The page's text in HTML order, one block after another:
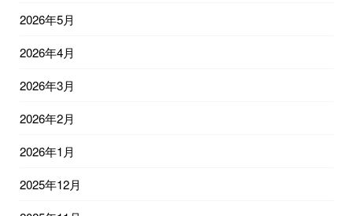
2026年5月
2026年4月
2026年3月
2026年2月
2026年1月
2025年12月